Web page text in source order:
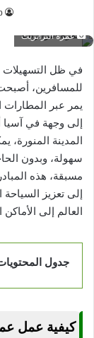
عمرة الترانزيت
في ظل التسهيلات
للمسافرين،
يمر عبر المطارات
إلى وجهة في آسيا
المدينة المنورة،
سهولة، وبدون
إلى تعزيز
العالم إلى
جدول
كيفية عمل